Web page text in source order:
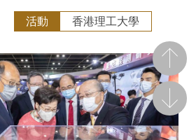
活動 香港理工大學
前
後一